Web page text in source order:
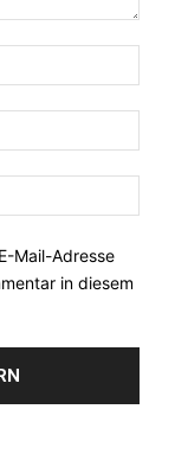
Mail-Adresse
in diesem